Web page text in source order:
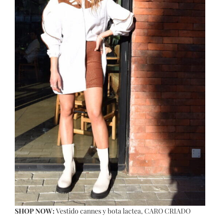
SHOP NOW:Vestido cannesybota lactea, CARO CRIADO